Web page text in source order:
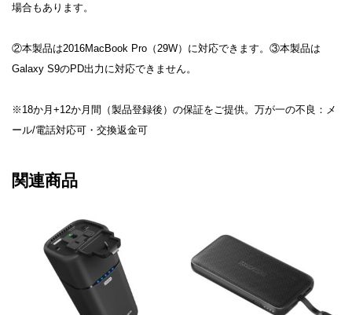
場合もあります。
②本製品は2016MacBook Pro（29W）に対応できます。③本製品は
Galaxy S9のPD出力に対応できません。
※18か月+12か月間（製品登録後）の保証をご提供。万が一の不良：メ
ール/電話対応可・交換返金可
関連商品